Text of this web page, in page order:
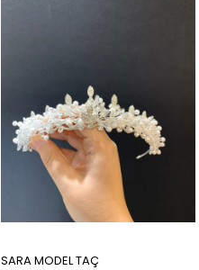
SARA MODEL TAÇ